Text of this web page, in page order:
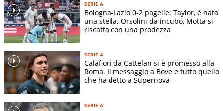
SERIE A
Bologna-Lazio 0-2 pagelle: Taylor, è nata
una stella. Orsolini da incubo, Motta si
riscatta con una prodezza
SERIE A
Calafiori da Cattelan si è promesso alla
Roma. Il messaggio a Bove e tutto quello
che ha detto a Supernova
SERIE A